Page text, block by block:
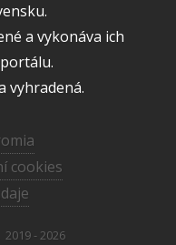
a vykonáva ich
vyhradená.
cookies
2019 - 2026